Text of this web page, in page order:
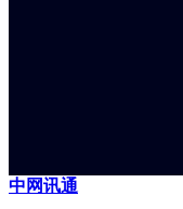
中网讯通